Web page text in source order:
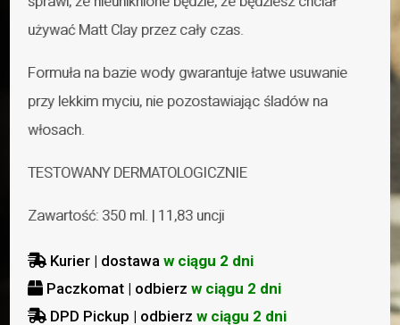
używać Matt Clay przez cały czas.
Formuła na bazie wody gwarantuje łatwe usuwanie
przy lekkim myciu, nie pozostawiając śladów na
włosach.
TESTOWANY DERMATOLOGICZNIE
Zawartość: 350 ml. | 11,83 uncji
 Kurier | dostawaw ciągu 2 dni
 Paczkomat | odbierzw ciągu 2 dni
 DPD Pickup | odbierzw ciągu 2 dni